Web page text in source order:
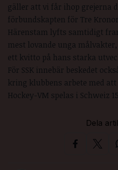
gäller att vi får ihop grejerna
förbundskapten för Tre
Härenstam lyfts samtidigt
mest lovande unga
ett kvitto på hans starka
För SSK innebär beskedet
kring klubbens arbete med
Hockey-VM spelas i Schweiz
Dela